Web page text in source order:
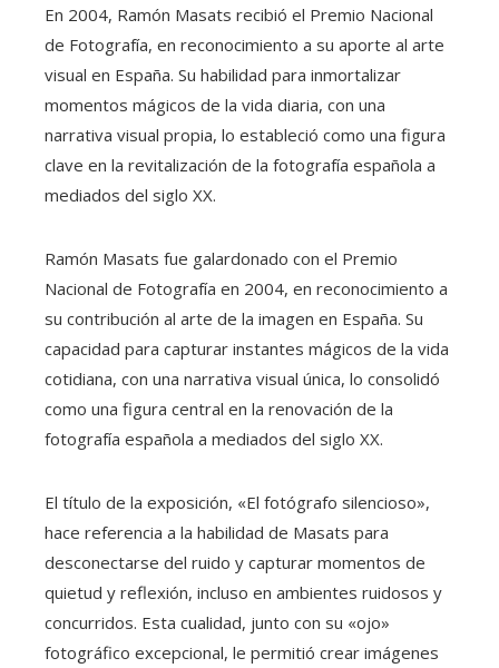
En 2004, Ramón Masats recibió el Premio Nacional
de Fotografía, en reconocimiento a su aporte al arte
visual en España. Su habilidad para inmortalizar
momentos mágicos de la vida diaria, con una
narrativa visual propia, lo estableció como una figura
clave en la revitalización de la fotografía española a
mediados del siglo XX.
Ramón Masats fue galardonado con el Premio
Nacional de Fotografía en 2004, en reconocimiento a
su contribución al arte de la imagen en España. Su
capacidad para capturar instantes mágicos de la vida
cotidiana, con una narrativa visual única, lo consolidó
como una figura central en la renovación de la
fotografía española a mediados del siglo XX.
El título de la exposición, «El fotógrafo silencioso»,
hace referencia a la habilidad de Masats para
desconectarse del ruido y capturar momentos de
quietud y reflexión, incluso en ambientes ruidosos y
concurridos. Esta cualidad, junto con su «ojo»
fotográfico excepcional, le permitió crear imágenes